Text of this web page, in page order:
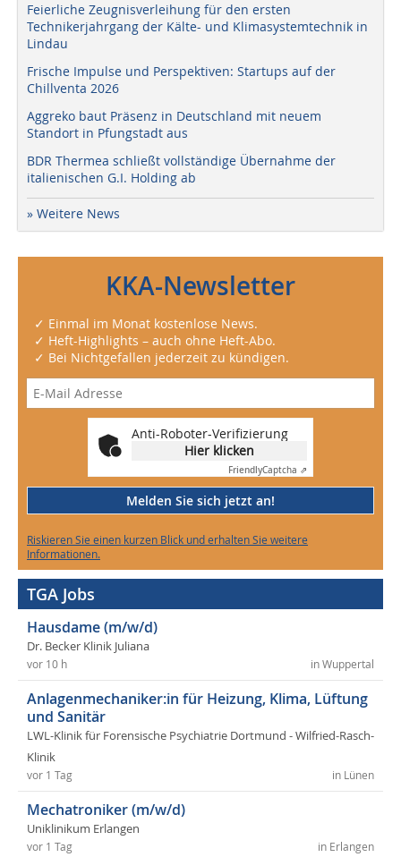
Feierliche Zeugnisverleihung für den ersten
Technikerjahrgang der Kälte- und Klimasystemtechnik in
Lindau
Frische Impulse und Perspektiven: Startups auf der
Chillventa 2026
Aggreko baut Präsenz in Deutschland mit neuem
Standort in Pfungstadt aus
BDR Thermea schließt vollständige Übernahme der
italienischen G.I. Holding ab
» Weitere News
KKA-Newsletter
✓ Einmal im Monat kostenlose News.
✓ Heft-Highlights – auch ohne Heft-Abo.
✓ Bei Nichtgefallen jederzeit zu kündigen.
Anti-Roboter-Verifizierung
Hier klicken
FriendlyCaptcha ⇗
Melden Sie sich jetzt an!
Riskieren Sie einen kurzen Blick und erhalten Sie weitere
Informationen.
TGA Jobs
Hausdame (m/w/d)
Dr. Becker Klinik Juliana
in Wuppertal
vor 10 h
Anlagenmechaniker:in für Heizung, Klima, Lüftung
und Sanitär
LWL-Klinik für Forensische Psychiatrie Dortmund - Wilfried-Rasch-
Klinik
in Lünen
vor 1 Tag
Mechatroniker (m/w/d)
Uniklinikum Erlangen
in Erlangen
vor 1 Tag